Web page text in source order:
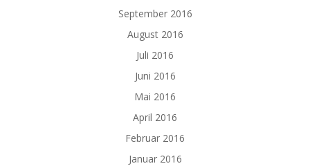
September 2016
August 2016
Juli 2016
Juni 2016
Mai 2016
April 2016
Februar 2016
Januar 2016